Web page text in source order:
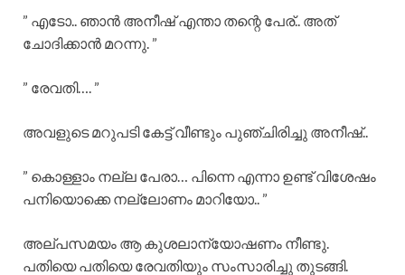
” എടോ.. ഞാൻ അനീഷ് എന്താ തന്റെ പേര്.. അത്
ചോദിക്കാൻ മറന്നു. ”
” രേവതി…. ”
അവളുടെ മറുപടി കേട്ട് വീണ്ടും പുഞ്ചിരിച്ചു അനീഷ്..
” കൊള്ളാം നല്ല പേരാ… പിന്നെ എന്നാ ഉണ്ട് വിശേഷം
പനിയൊക്കെ നല്ലോണം മാറിയോ.. ”
അല്പസമയം ആ കുശലാന്യോഷണം നീണ്ടു.
പതിയെ പതിയെ രേവതിയും സംസാരിച്ചു തുടങ്ങി.